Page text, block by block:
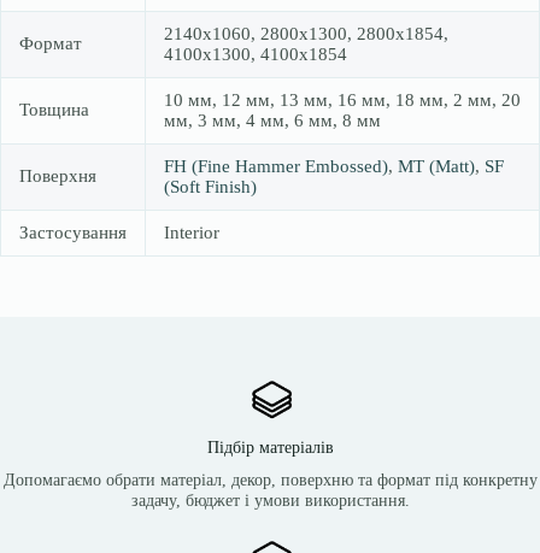
Формат
2140х1060, 2800х1300, 2800х1854,
4100х1300, 4100х1854
Товщина
10 мм, 12 мм, 13 мм, 16 мм, 18 мм, 2 мм, 20
мм, 3 мм, 4 мм, 6 мм, 8 мм
Поверхня FH (Fine Hammer Embossed), MT (Matt), SF
(Soft Finish)
Застосування Interior
Підбір матеріалів
Допомагаємо обрати матеріал, декор, поверхню та формат під конкретну
задачу, бюджет і умови використання.